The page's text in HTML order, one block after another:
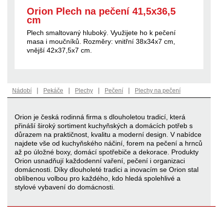
Orion Plech na pečení 41,5x36,5
cm
Plech smaltovaný hluboký. Využijete ho k pečení
masa i moučníků. Rozměry: vnitřní 38x34x7 cm,
vnější 42x37,5x7 cm.
Nádobí | Pekáče | Plechy | Pečení | Plechy na pečení
Orion je česká rodinná firma s dlouholetou tradicí, která
přináší široký sortiment kuchyňských a domácích potřeb s
důrazem na praktičnost, kvalitu a moderní design. V nabídce
najdete vše od kuchyňského náčiní, forem na pečení a hrnců
až po úložné boxy, domácí spotřebiče a dekorace. Produkty
Orion usnadňují každodenní vaření, pečení i organizaci
domácnosti. Díky dlouholeté tradici a inovacím se Orion stal
oblíbenou volbou pro každého, kdo hledá spolehlivé a
stylové vybavení do domácnosti.